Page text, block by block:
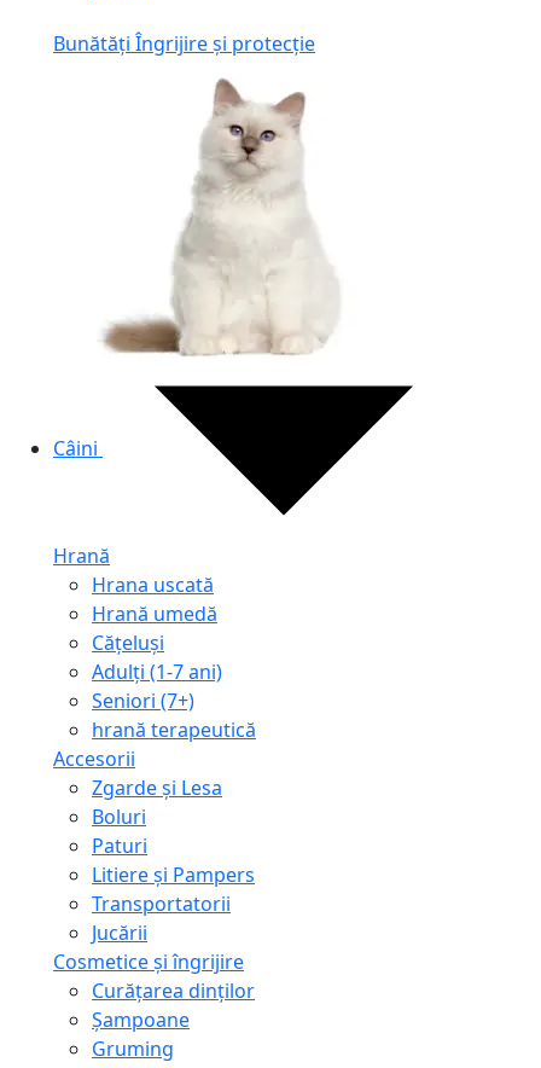
Bunătăți Îngrijire și protecție
Câini
Hrană
Hrana uscată
Hrană umedă
Cățeluși
Adulți (1-7 ani)
Seniori (7+)
hrană terapeutică
Accesorii
Zgarde și Lesa
Boluri
Paturi
Litiere și Pampers
Transportatorii
Jucării
Cosmetice și îngrijire
Curățarea dinților
Șampoane
Gruming